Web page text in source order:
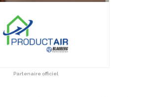
Partenaire officiel